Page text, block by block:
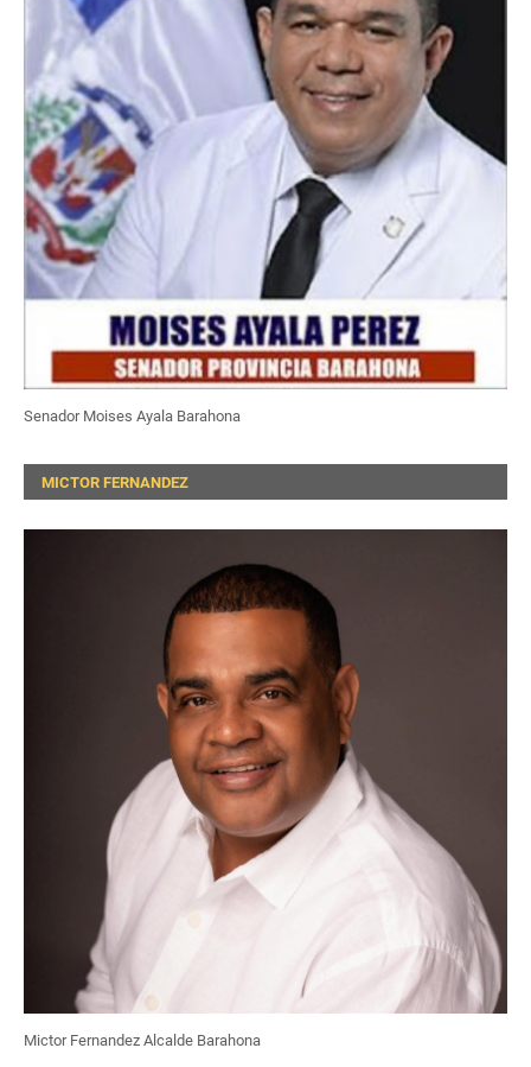
Senador Moises Ayala Barahona
MICTOR FERNANDEZ
Mictor Fernandez Alcalde Barahona